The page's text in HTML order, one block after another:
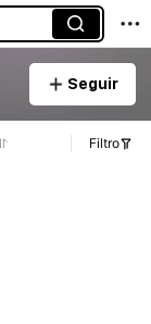
Seguir
Filtro